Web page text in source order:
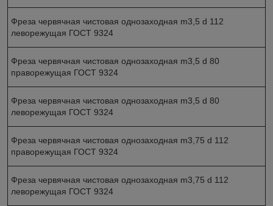
Фреза червячная чистовая однозаходная m3,5 d 112
леворежущая ГОСТ 9324
Фреза червячная чистовая однозаходная m3,5 d 80
праворежущая ГОСТ 9324
Фреза червячная чистовая однозаходная m3,5 d 80
леворежущая ГОСТ 9324
Фреза червячная чистовая однозаходная m3,75 d 112
праворежущая ГОСТ 9324
Фреза червячная чистовая однозаходная m3,75 d 112
леворежущая ГОСТ 9324